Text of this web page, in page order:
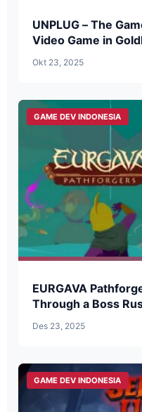
UNPLUG – The
Video Game in
Okt 23, 2025
GAME DEV INDONESIA
EURGAVA
Through a Boss
Des 23, 2025
GAME DEV INDONESIA